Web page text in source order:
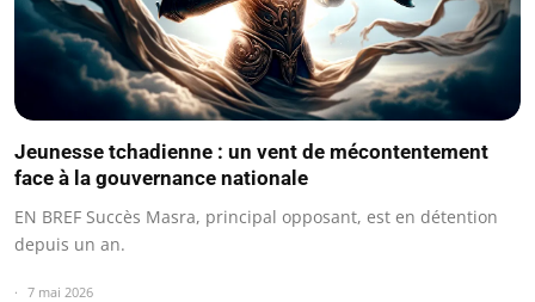
Jeunesse tchadienne : un vent de mécontentement
face à la gouvernance nationale
EN BREF Succès Masra, principal opposant, est en détention
depuis un an.
7 mai 2026